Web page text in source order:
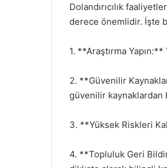
Dolandırıcılık
derece önemlidir. İşte
1. **Araştırma
2. **Güvenilir
güvenilir kaynaklardan
3. **Yüksek Riskleri
4. **Topluluk Geri